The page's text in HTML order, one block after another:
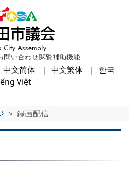
問い合わせ閲覧補助機能
中文简体 中文繁体
한국
Việt
録画配信